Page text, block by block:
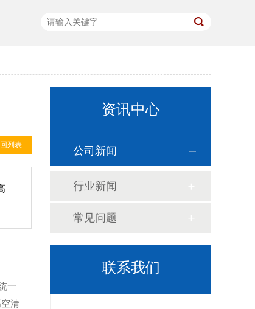
列表
一
清
资讯中心
公司新闻
行业新闻
常见问题
联系我们